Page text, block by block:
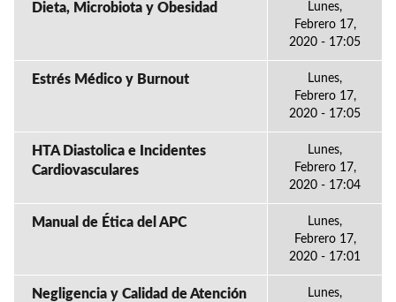
Dieta, Microbiota y Obesidad
Lunes,
Febrero 17,
2020 - 17:05
Estrés Médico y Burnout
Lunes,
Febrero 17,
2020 - 17:05
HTA Diastolica e Incidentes
Cardiovasculares
Lunes,
Febrero 17,
2020 - 17:04
Manual de Ética del APC
Lunes,
Febrero 17,
2020 - 17:01
Negligencia y Calidad de Atención
Lunes,